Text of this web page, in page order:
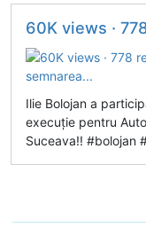
60K views · 778
Ilie Bolojan a
execuție pentru
Suceava!! #bolojan